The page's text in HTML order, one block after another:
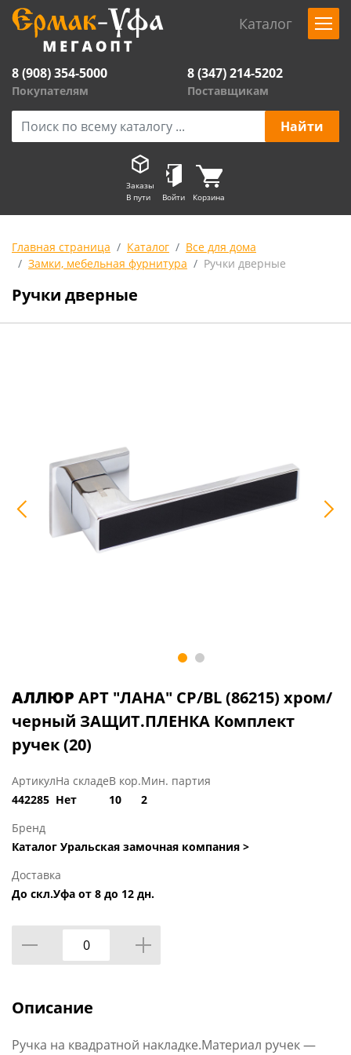
Каталог
8 (908) 354-5000
Покупателям
8 (347) 214-5202
Поставщикам
Заказы
В пути
Войти Корзина
Главная страница Каталог
Все для дома
Замки, мебельная фурнитура
Ручки дверные
Ручки дверные
АЛЛЮР АРТ "ЛАНА" CP/BL (86215) хром/
черный ЗАЩИТ.ПЛЕНКА Комплект
ручек (20)
Артикул
442285
На складе
Нет
В кор.
10
Мин. партия
2
Бренд
Каталог Уральская замочная компания >
Доставка
До скл.Уфа от 8 до 12 дн.
Описание
Ручка на квадратной накладке.Материал ручек —